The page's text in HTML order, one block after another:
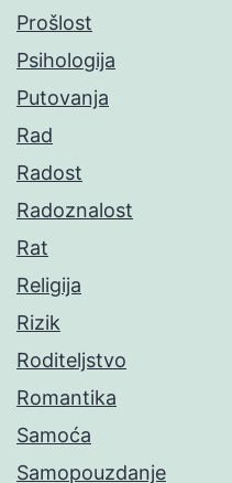
Prošlost
Psihologija
Putovanja
Rad
Radost
Radoznalost
Rat
Religija
Rizik
Roditeljstvo
Romantika
Samoća
Samopouzdanje